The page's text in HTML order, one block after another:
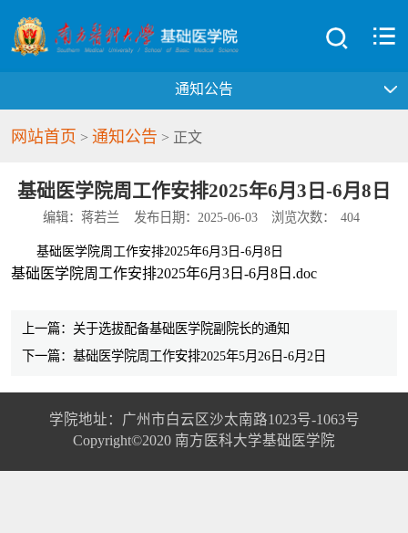
通知公告
网站首页 > 通知公告 > 正文
基础医学院周工作安排2025年6月3日-6月8日
编辑：蒋若兰 发布日期：2025-06-03 浏览次数： 404
基础医学院周工作安排2025年6月3日-6月8日
基础医学院周工作安排2025年6月3日-6月8日.doc
上一篇：关于选拔配备基础医学院副院长的通知
下一篇：基础医学院周工作安排2025年5月26日-6月2日
学院地址：广州市白云区沙太南路1023号-1063号
Copyright©2020 南方医科大学基础医学院